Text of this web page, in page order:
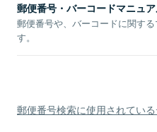
郵便番号・バーコードマニュ
郵便番号や、バーコードに関す
す。
郵便番号検索に使用されてい